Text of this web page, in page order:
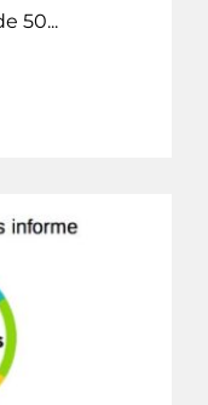
50...